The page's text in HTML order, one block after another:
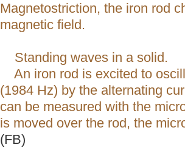
Magnetostriction, the iron rod
magnetic field.
Standing waves in a solid.
An iron rod is excited to
(1984 Hz) by the alternating
can be measured with the
is moved over the rod, the
(FB)